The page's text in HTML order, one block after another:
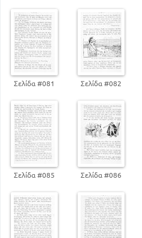
Ο ελέφαντας
Πορεία δια της ερήμου
Σελίδα #081 Σελίδα #082
Σελίδα #085 Σελίδα #086